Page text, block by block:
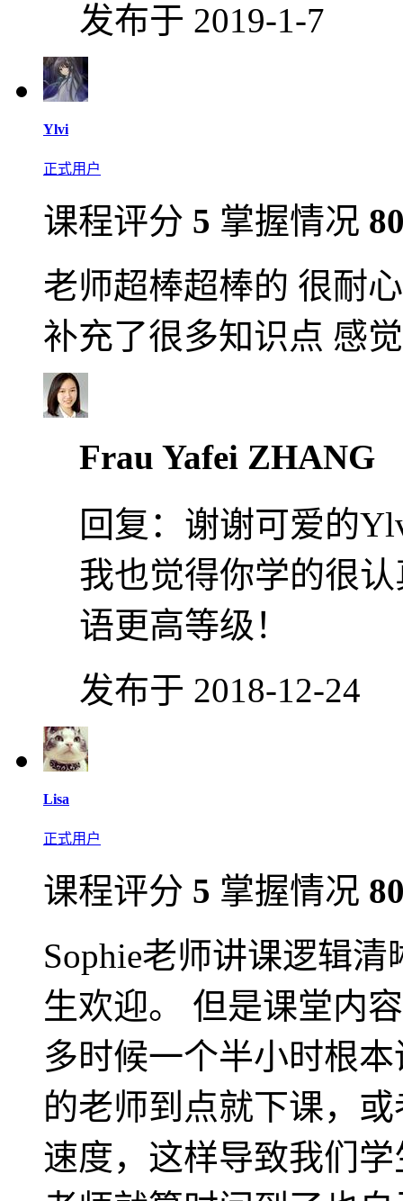
发布于 2019-1-7
Ylvi
正式用户
课程评分 5 掌握情况
老师超棒超棒的 很耐
补充了很多知识点 感
Frau Yafei ZHANG
回复： 谢谢可爱的
我也觉得你学的很
语更高等级！
发布于 2018-12-24
Lisa
正式用户
课程评分 5 掌握情况
Sophie老师讲课逻辑
生欢迎。 但是课堂内
多时候一个半小时根
的老师到点就下课，
速度，这样导致我们